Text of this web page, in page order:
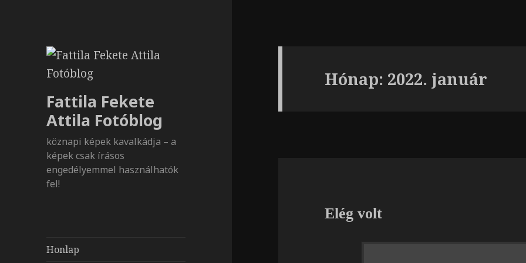
Fattila Fekete
Attila Fotóblog
köznapi képek kavalkádja – a
képek csak írásos
engedélyemmel használhatók
fel!
Honlap
Hónap: 2022. január
Elég volt